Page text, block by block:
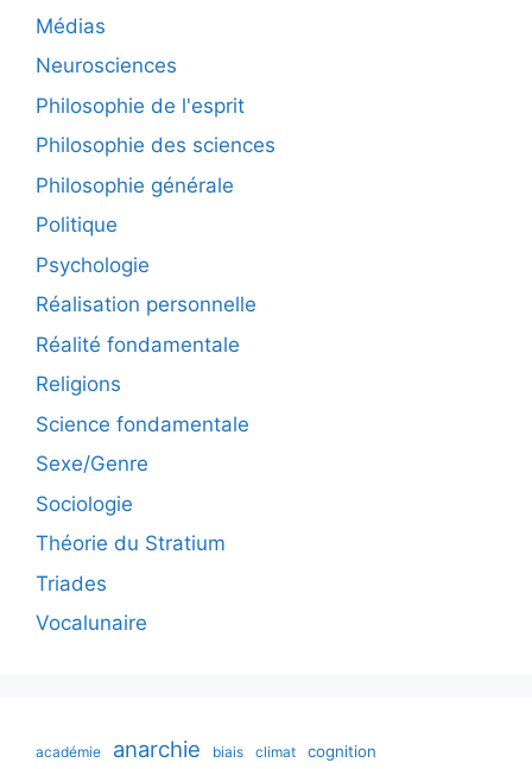
Médias
Neurosciences
Philosophie de l'esprit
Philosophie des sciences
Philosophie générale
Politique
Psychologie
Réalisation personnelle
Réalité fondamentale
Religions
Science fondamentale
Sexe/Genre
Sociologie
Théorie du Stratium
Triades
Vocalunaire
académie anarchie biais climat cognition